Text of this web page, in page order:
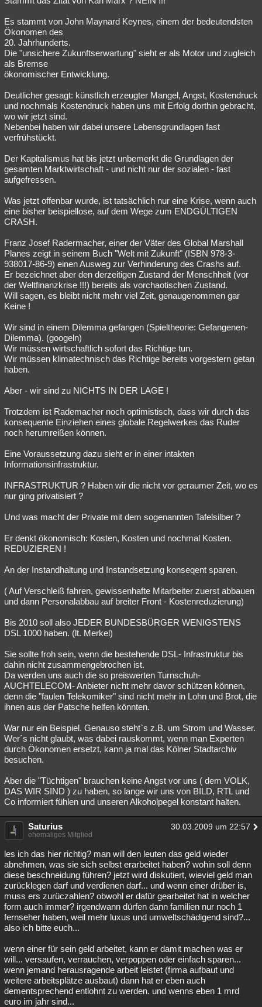
Es stammt von John Maynard Keynes, einem der bedeutendsten
Ökonomen des
20. Jahrhunderts.
Die "unsichere Zukunftserwartung" sieht er als Motor und zugleich
als Bremse
ökonomischer Entwicklung.
Deutlicher gesagt: künstlich erzeugter Mangel, Angst, Kostendruck
und nochmals Kostendruck haben uns mit Erfolg dorthin gebracht,
wo wir jetzt sind.
Nebenbei haben wir dabei unsere Lebensgrundlagen fast
verfrühstückt.
Der Kapitalismus hat bis jetzt unbemerkt die Grundlagen der
gesamten Marktwirtschaft - und nicht nur der sozialen - fast
aufgefressen.
Was jetzt offenbar wurde, ist tatsächlich nur eine Krise, wenn auch
eine bisher beispiellose, auf dem Wege zum ENDGÜLTIGEN
CRASH.
Franz Josef Radermacher, einer der Väter des Global Marshall
Planes zeigt in seinem Buch "Welt mit Zukunft" (ISBN 978-3-
938017-86-9) einen Ausweg zur Verhinderung des Crashs auf.
Er bezeichnet aber den derzeitigen Zustand der Menschheit (vor
der Weltfinanzkrise !!!) bereits als vorchaotischen Zustand.
Will sagen, es bleibt nicht mehr viel Zeit, genaugenommen gar
Keine !
Wir sind in einem Dilemma gefangen (Spieltheorie: Gefangenen-
Dilemma). (googeln)
Wir müssen wirtschaftlich sofort das Richtige tun.
Wir müssen klimatechnisch das Richtige bereits vorgestern getan
haben.
Aber - wir sind zu NICHTS IN DER LAGE !
Trotzdem ist Rademacher noch optimistisch, dass wir durch das
konsequente Einziehen eines globale Regelwerkes das Ruder
noch herumreißen können.
Eine Voraussetzung dazu sieht er in einer intakten
Informationsinfrastruktur.
INFRASTRUKTUR ? Haben wir die nicht vor geraumer Zeit, wo es
nur ging privatisiert ?
Und was macht der Private mit dem sogenannten Tafelsilber ?
Er denkt ökonomisch: Kosten, Kosten und nochmal Kosten.
REDUZIEREN !
An der Instandhaltung und Instandsetzung konseqent sparen.
( Auf Verschleiß fahren, gewissenhafte Mitarbeiter zuerst abbauen
und dann Personalabbau auf breiter Front - Kostenreduzierung)
Bis 2010 soll also JEDER BUNDESBÜRGER WENIGSTENS
DSL 1000 haben. (lt. Merkel)
Sie sollte froh sein, wenn die bestehende DSL- Infrastruktur bis
dahin nicht zusammengebrochen ist.
Da werden uns auch die so preiswerten Turnschuh-
AUCHTELECOM- Anbieter nicht mehr davor schützen können,
denn die "faulen Telekomiker" sind nicht mehr in Lohn und Brot, die
ihnen aus der Patsche helfen könnten.
War nur ein Beispiel. Genauso steht`s z.B. um Strom und Wasser.
Wer´s nicht glaubt, was dabei rauskommt, wenn man Experten
durch Ökonomen ersetzt, kann ja mal das Kölner Stadtarchiv
besuchen.
Aber die "Tüchtigen" brauchen keine Angst vor uns ( dem VOLK,
DAS WIR SIND ) zu haben, so lange wir uns von BILD, RTL und
Co informiert fühlen und unseren Alkoholpegel konstant halten.
Saturius 30.03.2009 um 22:57
ehemaliges Mitglied
les ich das hier richtig? man will den leuten das geld wieder
abnehmen, was sie sich selbst erarbeitet haben? wohin soll denn
diese beschneidung führen? jetzt wird diskutiert, wieviel geld man
zurücklegen darf und verdienen darf... und wenn einer drüber is,
muss ers zurüczahlen? obwohl er dafür gearbeitet hat in welcher
form auch immer? irgendwann dürfen dann familien nur noch 1
fernseher haben, weil mehr luxus und umweltschädigend sind?...
also ich bitte euch...
wenn einer für sein geld arbeitet, kann er damit machen was er
will... versaufen, verrauchen, verpoppen oder einfach sparen...
wenn jemand herausragende arbeit leistet (firma aufbaut und
weitere arbeitsplätze ausbaut) dann hat er eben auch
dementsprechend entlohnt zu werden. und wenns eben 1 mrd
euro im jahr sind...